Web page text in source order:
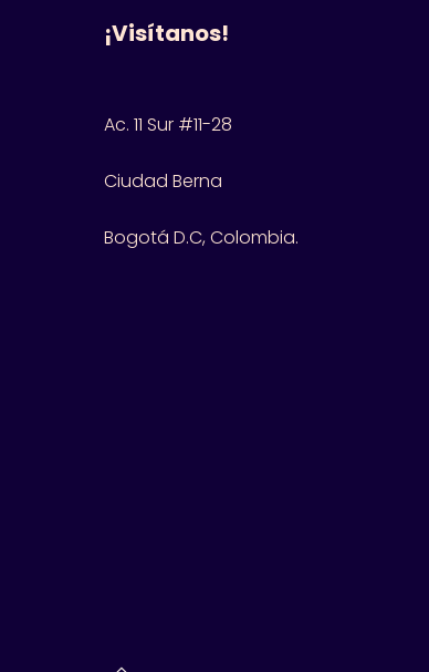
¡Visítanos!
Ac. 11 Sur #11-28
Ciudad Berna
Bogotá D.C, Colombia.